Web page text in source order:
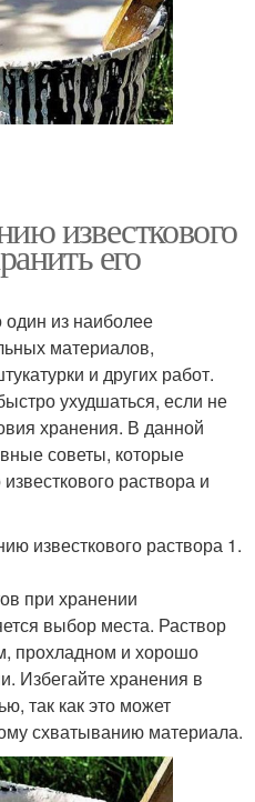
известкового
его
из наиболее
материалов,
и других работ.
ухудшаться, если не
хранения. В данной
советы, которые
раствора и
известкового раствора 1.
при хранении
выбор места. Раствор
прохладном и хорошо
Избегайте хранения в
так как это может
схватыванию материала.